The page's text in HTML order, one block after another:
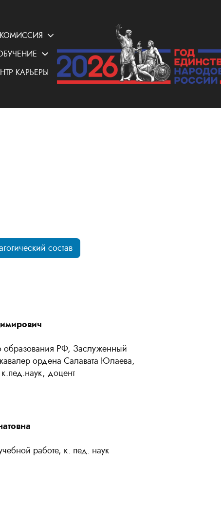
КАРЬЕРЫ
состав
образования РФ, Заслуженный
ордена Салавата Юлаева,
доцент
работе, к. пед. наук